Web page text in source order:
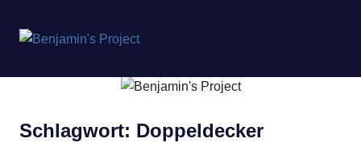
springen
Project
Schlagwort: Doppeldecker